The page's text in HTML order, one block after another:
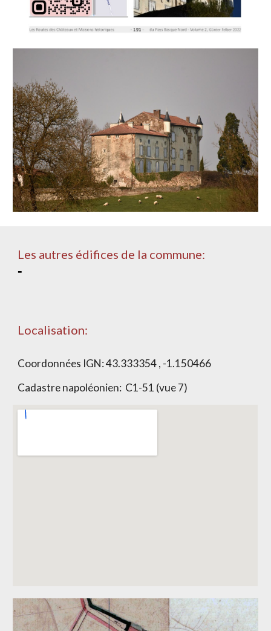
Les autres édifices de la commune:
-
Localisation:
Coordonnées IGN:43.333354 , -1.150466
Cadastre napoléonien: C1-51 (vue 7)